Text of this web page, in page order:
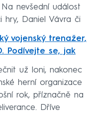
nevšední událost
hry, Daniel Vávra či
vojenský trenažer,
Podívejte se, jak
už loni, nakonec
herní organizace
rok, příznačně na
Dříve